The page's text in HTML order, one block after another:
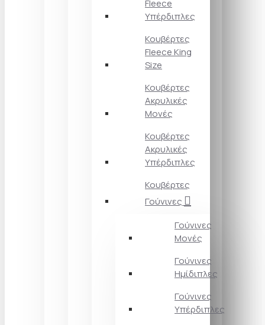
Fleece
Υπέρδιπλες
Κουβέρτες
Fleece King
Size
Κουβέρτες
Ακρυλικές
Μονές
Κουβέρτες
Ακρυλικές
Υπέρδιπλες
Κουβέρτες
Γούνινες
Γούνινες
Μονές
Γούνινες
Ημίδιπλες
Γούνινες
Υπέρδιπλες